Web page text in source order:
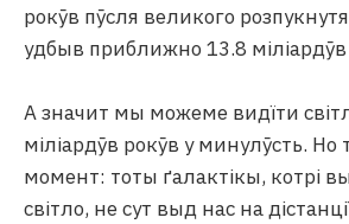
рокӯв пӯсля великого
удбыв приближно 13.8
А значит мы можеме видїти
міліардӯв рокӯв у минулӯсть.
момент: тоты ґалактікы, котрі
світло, не сут выд нас на